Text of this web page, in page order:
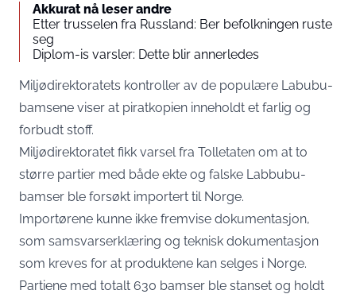
Akkurat nå leser andre
Etter trusselen fra Russland: Ber befolkningen ruste
seg
Diplom-is varsler: Dette blir annerledes
Miljødirektoratets kontroller av de populære Labubu-
bamsene viser at piratkopien inneholdt et farlig og
forbudt stoff.
Miljødirektoratet fikk varsel fra Tolletaten om at to
større partier med både ekte og falske Labbubu-
bamser ble forsøkt importert til Norge.
Importørene kunne ikke fremvise dokumentasjon,
som samsvarserklæring og teknisk dokumentasjon
som kreves for at produktene kan selges i Norge.
Partiene med totalt 630 bamser ble stanset og holdt